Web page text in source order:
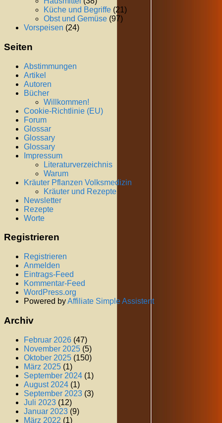
Küche und Begriffe (21)
Obst und Gemüse (97)
Vorspeisen (24)
Seiten
Abstimmungen
Artikel
Autoren
Bücher
Willkommen!
Cookie-Richtlinie (EU)
Forum
Glossar
Glossary
Glossary
Impressum
Literaturverzeichnis
Warum
Kräuter Pflanzen Volksmedizin
Kräuter und Rezepte
Newsletter
Rezepte
Worte
Registrieren
Registrieren
Anmelden
Eintrags-Feed
Kommentar-Feed
WordPress.org
Powered byAffiliate Simple Assistent
Archiv
Februar 2026 (47)
November 2025 (5)
Oktober 2025 (150)
März 2025 (1)
September 2024 (1)
August 2024 (1)
September 2023 (3)
Juli 2023 (12)
Januar 2023 (9)
März 2022 (1)